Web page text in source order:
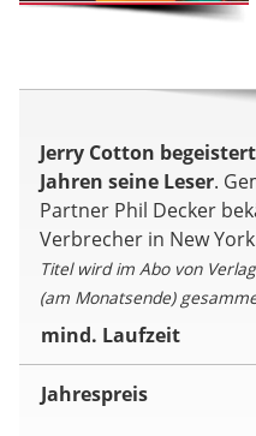
Jerry Cotton
Jahren seine Leser.
Partner Phil Decker
Verbrecher in New
Titel wird im Abo von
(am Monatsende)
mind. Laufzeit
Jahrespreis